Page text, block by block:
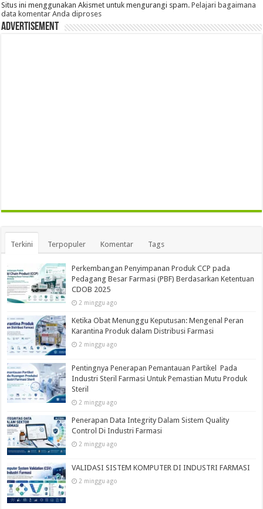
Situs ini menggunakan Akismet untuk mengurangi spam.Pelajari bagaimana
data komentar Anda diproses
Advertisement
Terkini Terpopuler Komentar Tags
Perkembangan Penyimpanan Produk CCP pada
Pedagang Besar Farmasi (PBF) Berdasarkan Ketentuan
CDOB 2025
2 minggu ago
Ketika Obat Menunggu Keputusan: Mengenal Peran
Karantina Produk dalam Distribusi Farmasi
2 minggu ago
Pentingnya Penerapan Pemantauan Partikel Pada
Industri Steril Farmasi Untuk Pemastian Mutu Produk
Steril
2 minggu ago
Penerapan Data Integrity Dalam Sistem Quality
Control Di Industri Farmasi
2 minggu ago
VALIDASI SISTEM KOMPUTER DI INDUSTRI FARMASI
2 minggu ago